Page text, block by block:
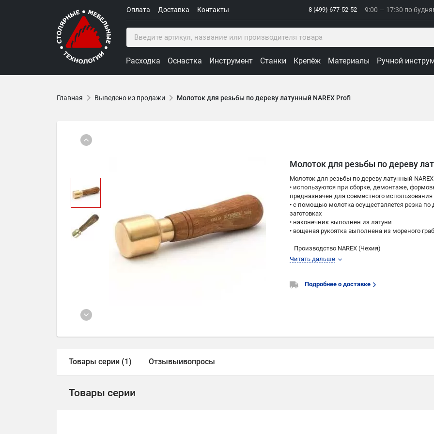
Оплата Доставка Контакты 8 (499) 677-52-52 9:00 — 17:30 по
Расходка Оснастка Инструмент Станки Крепёж Материалы Ручной
Главная Выведено из продажи Молоток для резьбы по дереву латунный NAREX Profi
Молоток для резьбы по дереву
Молоток для резьбы по дереву латунный
• используются при сборке, демонтаже,
предназначен для совместного
• с помощью молотка осуществляется резка
заготовках
• наконечник выполнен из латуни
• вощеная рукоятка выполнена из мореного
Производство NAREX (Чехия)
Читать дальше
Подробнее о доставке
Товары серии (1) Отзывыивопросы
Товары серии